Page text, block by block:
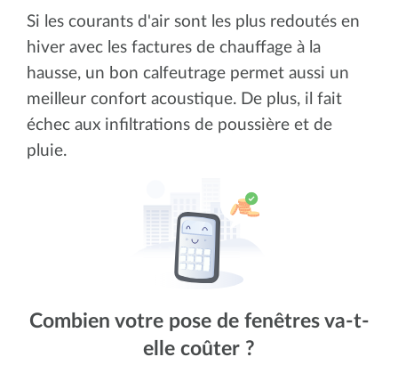
Si les courants d'air sont les plus redoutés en
hiver avec les factures de chauffage à la
hausse, un bon calfeutrage permet aussi un
meilleur confort acoustique. De plus, il fait
échec aux infiltrations de poussière et de
pluie.
Combien votre pose de fenêtres va-t-
elle coûter ?